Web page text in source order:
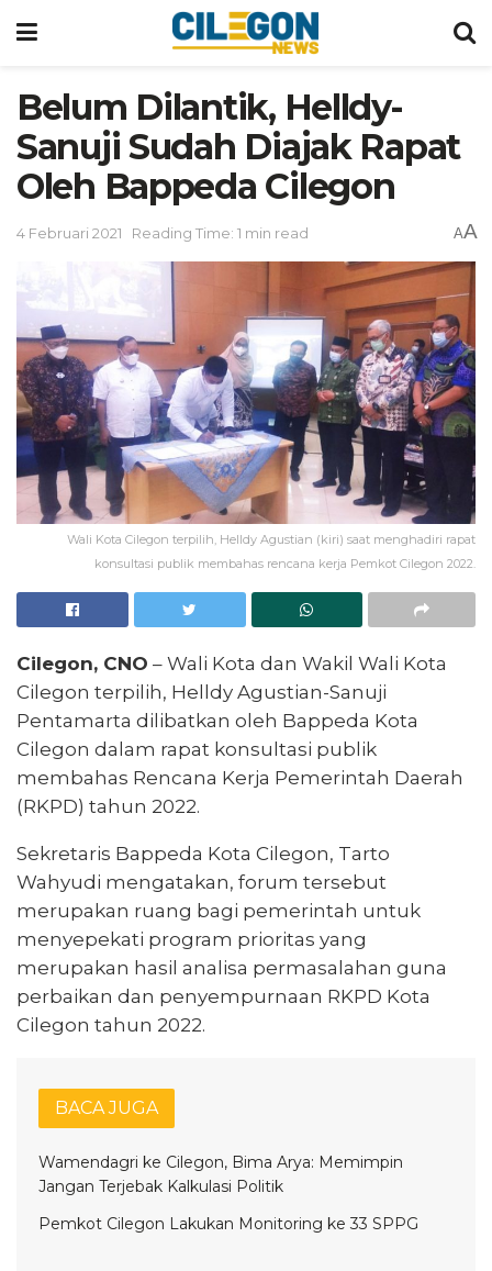
Belum Dilantik, Helldy-
Sanuji Sudah Diajak Rapat
Oleh Bappeda Cilegon
4 Februari 2021 Reading Time: 1 min read AA
Wali Kota Cilegon terpilih, Helldy Agustian (kiri) saat menghadiri rapat
konsultasi publik membahas rencana kerja Pemkot Cilegon 2022.
Cilegon, CNO – Wali Kota dan Wakil Wali Kota
Cilegon terpilih, Helldy Agustian-Sanuji
Pentamarta dilibatkan oleh Bappeda Kota
Cilegon dalam rapat konsultasi publik
membahas Rencana Kerja Pemerintah Daerah
(RKPD) tahun 2022.
Sekretaris Bappeda Kota Cilegon, Tarto
Wahyudi mengatakan, forum tersebut
merupakan ruang bagi pemerintah untuk
menyepekati program prioritas yang
merupakan hasil analisa permasalahan guna
perbaikan dan penyempurnaan RKPD Kota
Cilegon tahun 2022.
BACA JUGA
Wamendagri ke Cilegon, Bima Arya: Memimpin
Jangan Terjebak Kalkulasi Politik
Pemkot Cilegon Lakukan Monitoring ke 33 SPPG